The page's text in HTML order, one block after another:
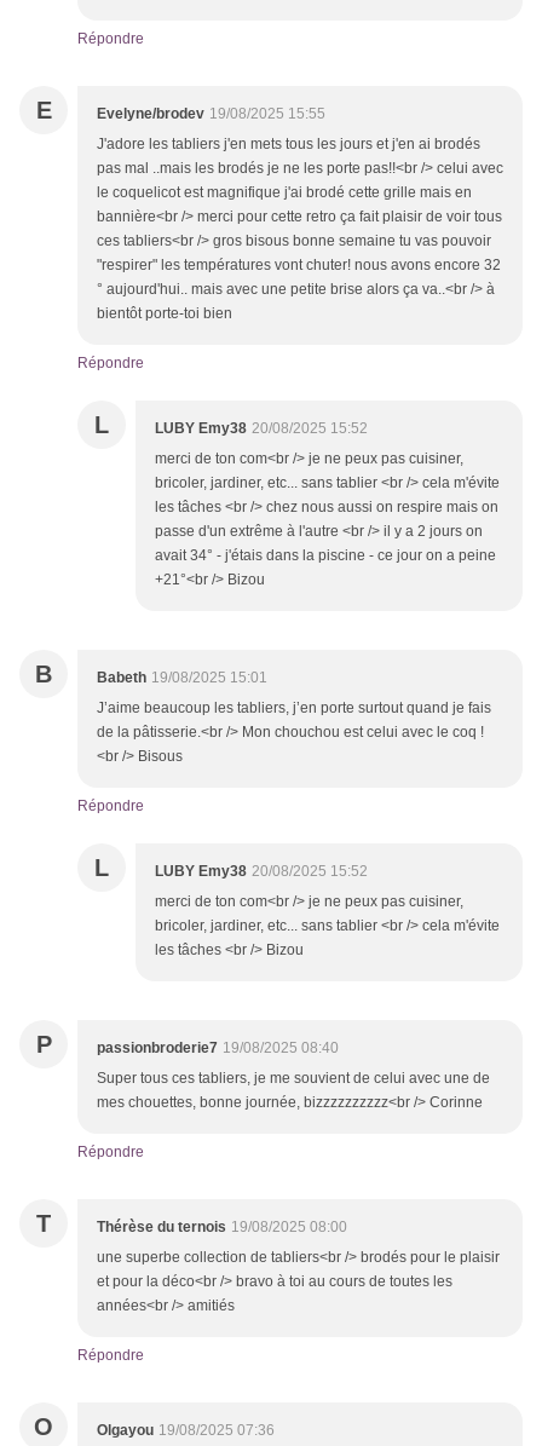
Répondre
E Evelyne/brodev 19/08/2025 15:55
J'adore les tabliers j'en mets tous les jours et j'en ai brodés
pas mal ..mais les brodés je ne les porte pas!!<br /> celui avec
le coquelicot est magnifique j'ai brodé cette grille mais en
bannière<br /> merci pour cette retro ça fait plaisir de voir tous
ces tabliers<br /> gros bisous bonne semaine tu vas pouvoir
"respirer" les températures vont chuter! nous avons encore 32
° aujourd'hui.. mais avec une petite brise alors ça va..<br /> à
bientôt porte-toi bien
Répondre
L LUBY Emy38 20/08/2025 15:52
merci de ton com<br /> je ne peux pas cuisiner,
bricoler, jardiner, etc... sans tablier <br /> cela m'évite
les tâches <br /> chez nous aussi on respire mais on
passe d'un extrême à l'autre <br /> il y a 2 jours on
avait 34° - j'étais dans la piscine - ce jour on a peine
+21°<br /> Bizou
B Babeth 19/08/2025 15:01
J’aime beaucoup les tabliers, j’en porte surtout quand je fais
de la pâtisserie.<br /> Mon chouchou est celui avec le coq !
<br /> Bisous
Répondre
L LUBY Emy38 20/08/2025 15:52
merci de ton com<br /> je ne peux pas cuisiner,
bricoler, jardiner, etc... sans tablier <br /> cela m'évite
les tâches <br /> Bizou
P passionbroderie7 19/08/2025 08:40
Super tous ces tabliers, je me souvient de celui avec une de
mes chouettes, bonne journée, bizzzzzzzzzz<br /> Corinne
Répondre
T Thérèse du ternois 19/08/2025 08:00
une superbe collection de tabliers<br /> brodés pour le plaisir
et pour la déco<br /> bravo à toi au cours de toutes les
années<br /> amitiés
Répondre
O Olgayou 19/08/2025 07:36